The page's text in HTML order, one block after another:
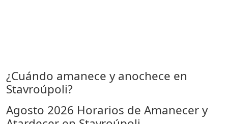
¿Cuándo amanece y anochece en
Stavroúpoli?
Agosto 2026 Horarios de Amanecer y